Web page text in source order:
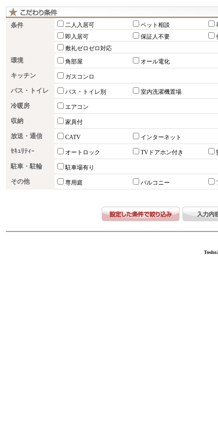
条件 二人入居可 ペット相談
即入居可
保証人不要
敷礼ゼロゼロ対応
環境 角部屋 オール電化
キッチン ガスコンロ
バス・トイレ バス・トイレ別 室内洗濯機置場
冷暖房 エアコン
収納 家具付
放送・通信 CATV インターネット
ｾｷｭﾘﾃｨｰ オートロック TVドアホン付き
駐車・駐輪 駐車場有り
その他 専用庭 バルコニー